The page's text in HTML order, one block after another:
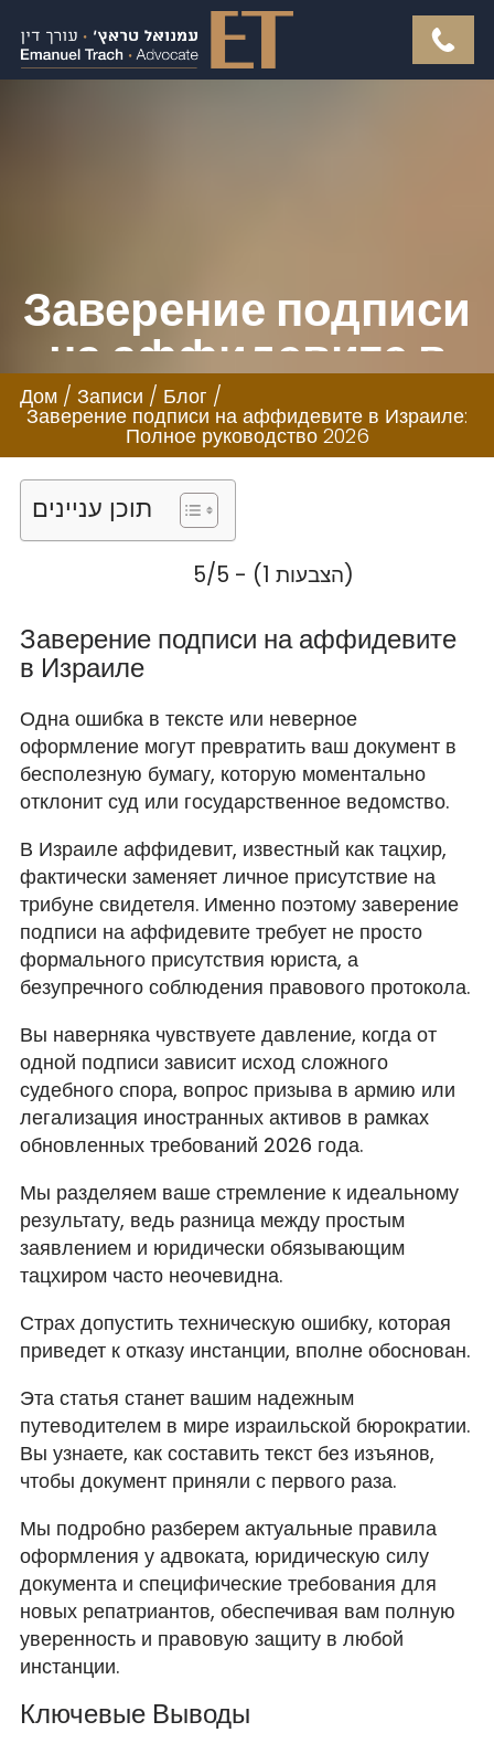
Заверение подписи
на аффидевите в
Израиле: Полное
руководство 2026
Дом / Записи / Блог /
Заверение подписи на аффидевите в Израиле:
Полное руководство 2026
תוכן עניינים
5/5 - (1 הצבעות)
Заверение подписи на аффидевите
в Израиле
Одна ошибка в тексте или неверное
оформление могут превратить ваш документ в
бесполезную бумагу, которую моментально
отклонит суд или государственное ведомство.
В Израиле аффидевит, известный как тацхир,
фактически заменяет личное присутствие на
трибуне свидетеля. Именно поэтому заверение
подписи на аффидевите требует не просто
формального присутствия юриста, а
безупречного соблюдения правового протокола.
Вы наверняка чувствуете давление, когда от
одной подписи зависит исход сложного
судебного спора, вопрос призыва в армию или
легализация иностранных активов в рамках
обновленных требований 2026 года.
Мы разделяем ваше стремление к идеальному
результату, ведь разница между простым
заявлением и юридически обязывающим
тацхиром часто неочевидна.
Страх допустить техническую ошибку, которая
приведет к отказу инстанции, вполне обоснован.
Эта статья станет вашим надежным
путеводителем в мире израильской бюрократии.
Вы узнаете, как составить текст без изъянов,
чтобы документ приняли с первого раза.
Мы подробно разберем актуальные правила
оформления у адвоката, юридическую силу
документа и специфические требования для
новых репатриантов, обеспечивая вам полную
уверенность и правовую защиту в любой
инстанции.
Ключевые Выводы